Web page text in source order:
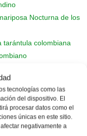
tecnologías como las
del dispositivo. El
procesar datos como el
únicas en este sitio.
negativamente a
Nocturna de los
tarántula colombiana
Dorado
Pez del Amazonas
Fischeri